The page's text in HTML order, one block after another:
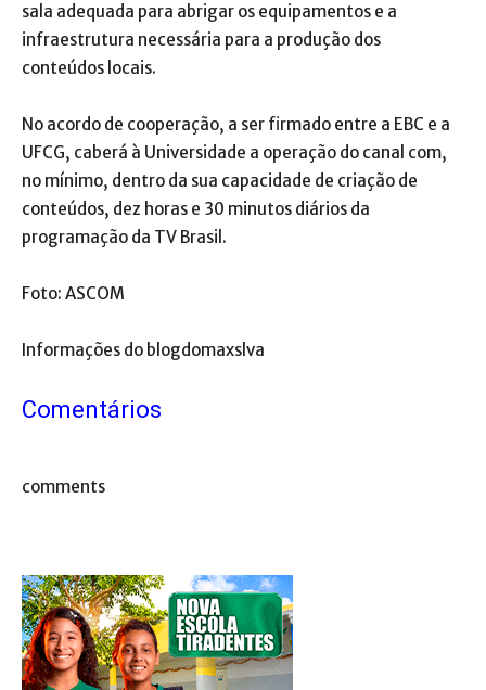
sala adequada para abrigar os equipamentos e a
infraestrutura necessária para a produção dos
conteúdos locais.
No acordo de cooperação, a ser firmado entre a EBC e a
UFCG, caberá à Universidade a operação do canal com,
no mínimo, dentro da sua capacidade de criação de
conteúdos, dez horas e 30 minutos diários da
programação da TV Brasil.
Foto: ASCOM
Informações do blogdomaxslva
Comentários
comments